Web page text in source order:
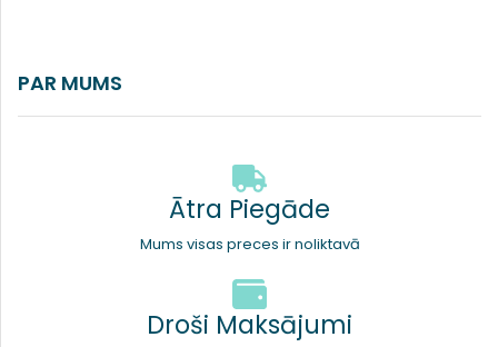
PAR MUMS
Ātra Piegāde
Mums visas preces ir noliktavā
Droši Maksājumi